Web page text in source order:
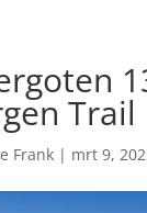
Trail
Frank| mrt 9,